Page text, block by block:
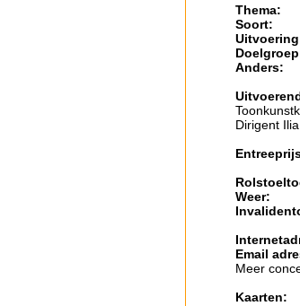
Thema:
Soort:
Anders:
Dirigent
Weer:
Email
Meer
Kaarten: